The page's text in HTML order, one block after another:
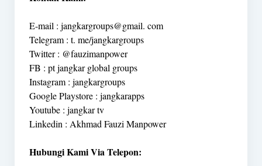
E-mail : jangkargroups@gmail. com
Telegram : t. me/jangkargroups
Twitter : @fauzimanpower
FB : pt jangkar global groups
Instagram : jangkargroups
Google Playstore : jangkarapps
Youtube : jangkar tv
Linkedin : Akhmad Fauzi Manpower
Hubungi Kami Via Telepon: